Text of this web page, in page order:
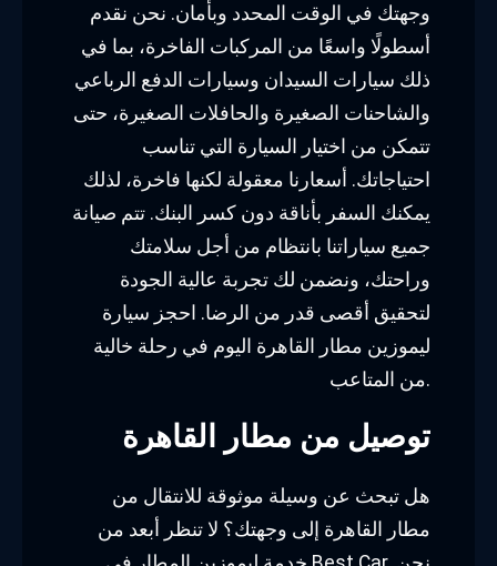
وجهتك في الوقت المحدد وبأمان. نحن نقدم
أسطولًا واسعًا من المركبات الفاخرة، بما في
ذلك سيارات السيدان وسيارات الدفع الرباعي
والشاحنات الصغيرة والحافلات الصغيرة، حتى
تتمكن من اختيار السيارة التي تناسب
احتياجاتك. أسعارنا معقولة لكنها فاخرة، لذلك
يمكنك السفر بأناقة دون كسر البنك. تتم صيانة
جميع سياراتنا بانتظام من أجل سلامتك
وراحتك، ونضمن لك تجربة عالية الجودة
لتحقيق أقصى قدر من الرضا. احجز سيارة
ليموزين مطار القاهرة اليوم في رحلة خالية
من المتاعب.
توصيل من مطار القاهرة
هل تبحث عن وسيلة موثوقة للانتقال من
مطار القاهرة إلى وجهتك؟ لا تنظر أبعد من